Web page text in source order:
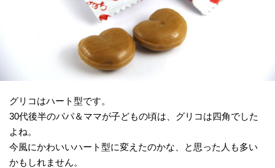
グリコはハート型です。
30代後半のパパ＆ママが子どもの頃は、グリコは四角でした
よね。
今風にかわいいハート型に変えたのかな、と思った人も多い
かもしれません。